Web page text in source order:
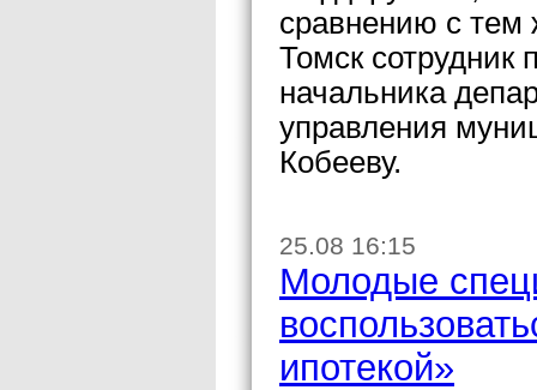
сравнению с
Томск сотрудник
начальника
управления
Кобееву.
25.08 16:15
Молодые
ипотекой»